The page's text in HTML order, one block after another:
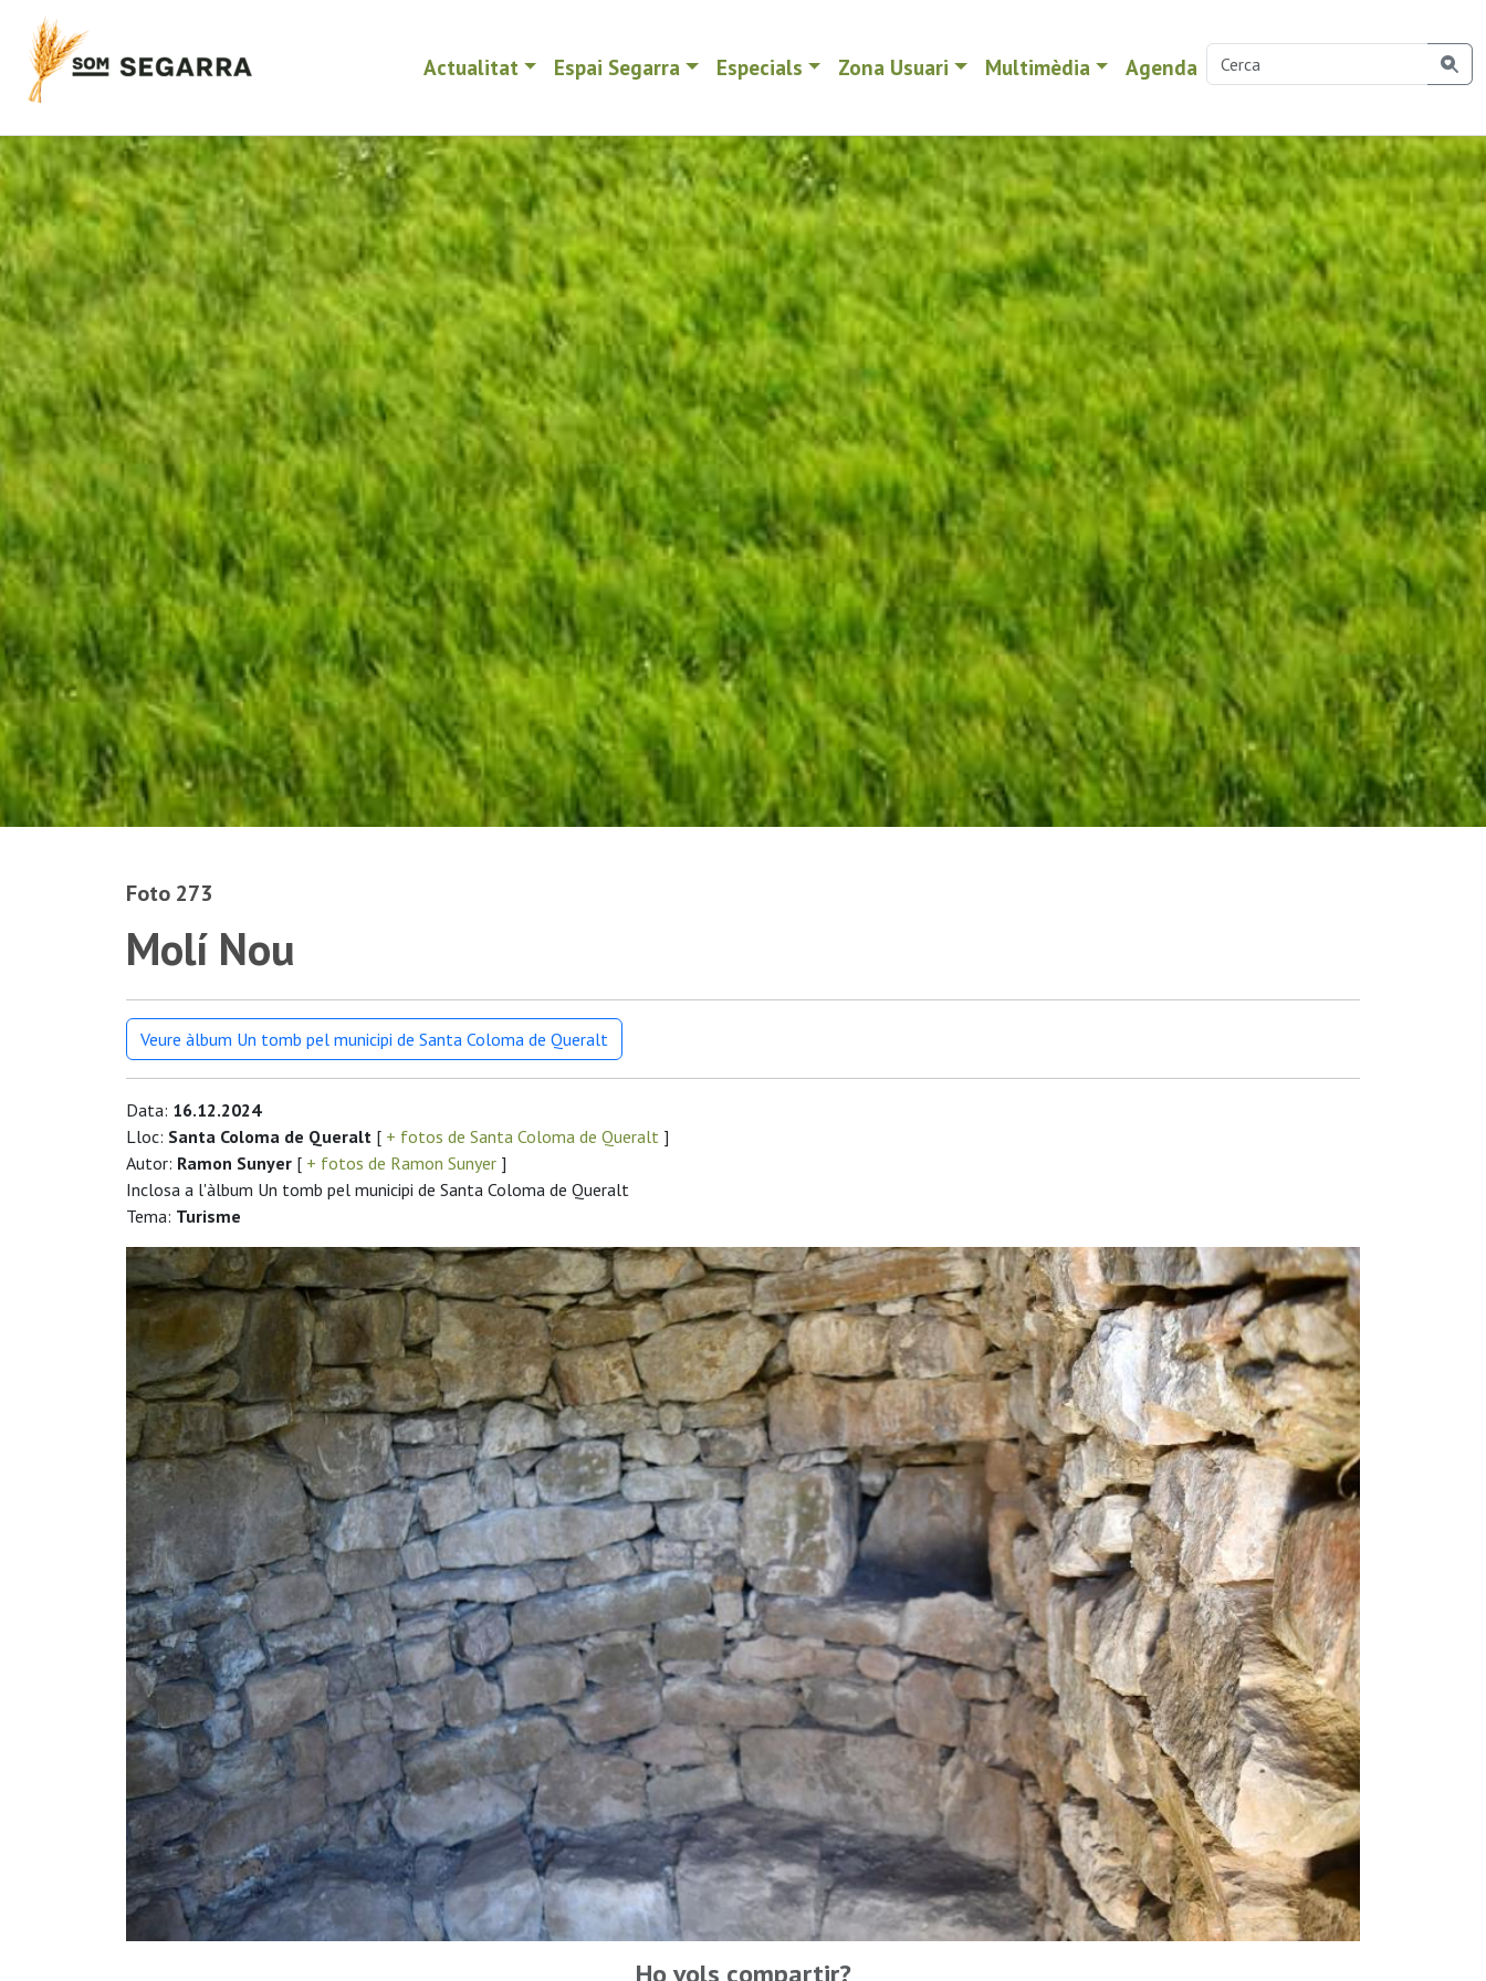
Actualitat Espai Segarra Especials Zona Usuari Multimèdia Agenda
Foto 273
Molí Nou
Veure àlbum Un tomb pel municipi de Santa Coloma de Queralt
Data: 16.12.2024
Lloc: Santa Coloma de Queralt [ + fotos de Santa Coloma de Queralt ]
Autor: Ramon Sunyer [ + fotos de Ramon Sunyer ]
Inclosa a l'àlbum Un tomb pel municipi de Santa Coloma de Queralt
Tema: Turisme
Ho vols compartir?